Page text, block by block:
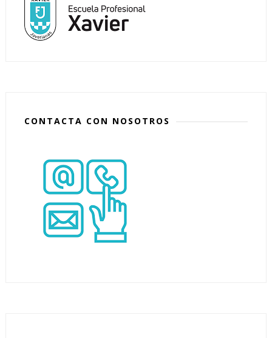
CONTACTA CON NOSOTROS